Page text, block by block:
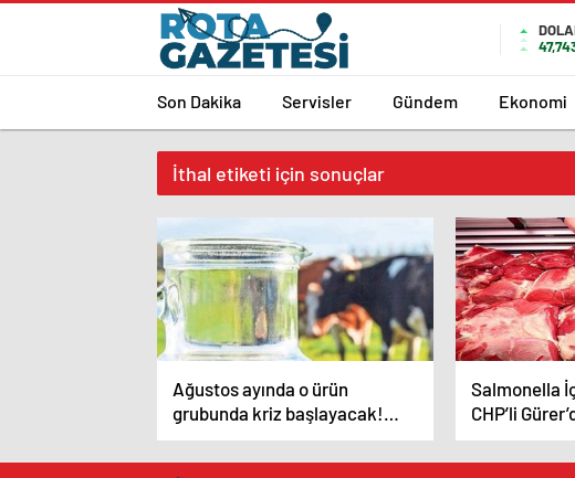
Son Dakika Servisler Gündem Ekonomi
İthal etiketi için sonuçlar
Ağustos ayında o ürün
grubunda kriz başlayacak!
Herkesi etkileyecek
Salmonella
CHP’li
Yurt
Nasıl